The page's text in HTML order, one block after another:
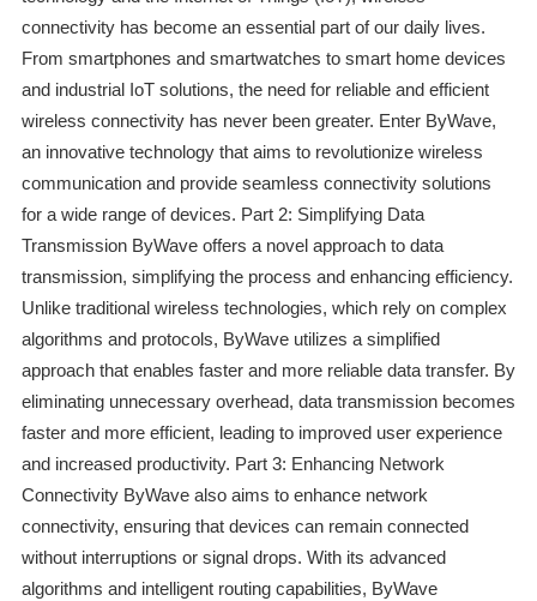
connectivity has become an essential part of our daily lives.
From smartphones and smartwatches to smart home devices
and industrial IoT solutions, the need for reliable and efficient
wireless connectivity has never been greater. Enter ByWave,
an innovative technology that aims to revolutionize wireless
communication and provide seamless connectivity solutions
for a wide range of devices. Part 2: Simplifying Data
Transmission ByWave offers a novel approach to data
transmission, simplifying the process and enhancing efficiency.
Unlike traditional wireless technologies, which rely on complex
algorithms and protocols, ByWave utilizes a simplified
approach that enables faster and more reliable data transfer. By
eliminating unnecessary overhead, data transmission becomes
faster and more efficient, leading to improved user experience
and increased productivity. Part 3: Enhancing Network
Connectivity ByWave also aims to enhance network
connectivity, ensuring that devices can remain connected
without interruptions or signal drops. With its advanced
algorithms and intelligent routing capabilities, ByWave